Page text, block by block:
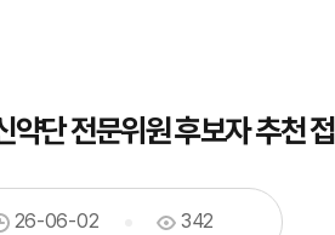
단 전문위원 후보자 추천
26-06-02 342